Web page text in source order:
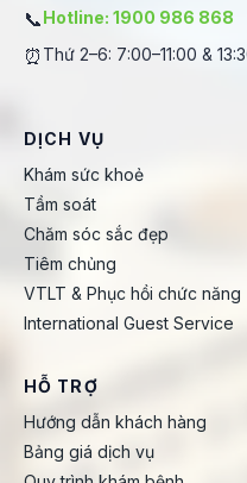
📞Hotline: 1900 986 868
⏰ Thứ 2–6: 7:00–11:00 &
DỊCH VỤ
Khám sức khoẻ
Tầm soát
Chăm sóc sắc đẹp
Tiêm chủng
VTLT & Phục hồi chức năng
International Guest Service
HỖ TRỢ
Hướng dẫn khách hàng
Bảng giá dịch vụ